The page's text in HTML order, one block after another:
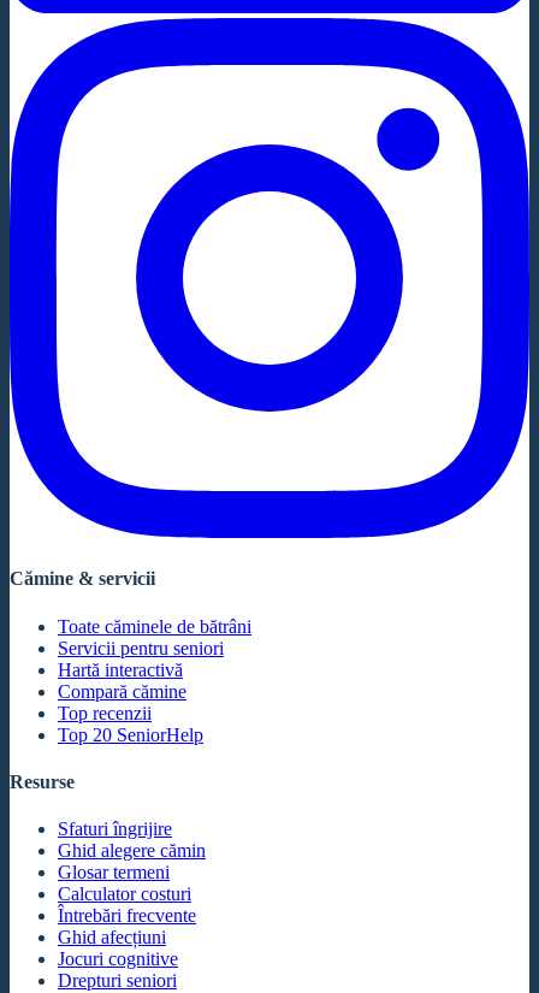
Cămine & servicii
Toate căminele de bătrâni
Servicii pentru seniori
Hartă interactivă
Compară cămine
Top recenzii
Top 20 SeniorHelp
Resurse
Sfaturi îngrijire
Ghid alegere cămin
Glosar termeni
Calculator costuri
Întrebări frecvente
Ghid afecțiuni
Jocuri cognitive
Drepturi seniori